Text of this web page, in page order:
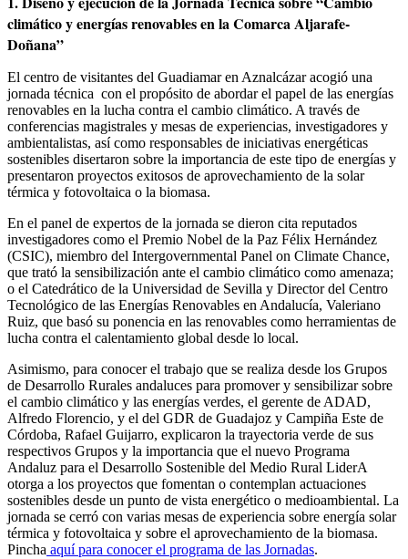
climático y energías renovables en la Comarca Aljarafe-
Doñana”
El centro de visitantes del Guadiamar en Aznalcázar acogió una
jornada técnica con el propósito de abordar el papel de las energías
renovables en la lucha contra el cambio climático. A través de
conferencias magistrales y mesas de experiencias, investigadores y
ambientalistas, así como responsables de iniciativas energéticas
sostenibles disertaron sobre la importancia de este tipo de energías y
presentaron proyectos exitosos de aprovechamiento de la solar
térmica y fotovoltaica o la biomasa.
En el panel de expertos de la jornada se dieron cita reputados
investigadores como el Premio Nobel de la Paz Félix Hernández
(CSIC), miembro del Intergovernmental Panel on Climate Chance,
que trató la sensibilización ante el cambio climático como amenaza;
o el Catedrático de la Universidad de Sevilla y Director del Centro
Tecnológico de las Energías Renovables en Andalucía, Valeriano
Ruiz, que basó su ponencia en las renovables como herramientas de
lucha contra el calentamiento global desde lo local.
Asimismo, para conocer el trabajo que se realiza desde los Grupos
de Desarrollo Rurales andaluces para promover y sensibilizar sobre
el cambio climático y las energías verdes, el gerente de ADAD,
Alfredo Florencio, y el del GDR de Guadajoz y Campiña Este de
Córdoba, Rafael Guijarro, explicaron la trayectoria verde de sus
respectivos Grupos y la importancia que el nuevo Programa
Andaluz para el Desarrollo Sostenible del Medio Rural LiderA
otorga a los proyectos que fomentan o contemplan actuaciones
sostenibles desde un punto de vista energético o medioambiental. La
jornada se cerró con varias mesas de experiencia sobre energía solar
térmica y fotovoltaica y sobre el aprovechamiento de la biomasa.
Pincha aquípara conocer el programa de las Jornadas.